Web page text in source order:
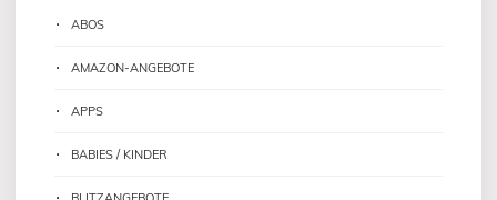
ABOS
AMAZON-ANGEBOTE
APPS
BABIES / KINDER